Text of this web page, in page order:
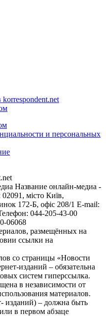
и персональных
Название онлайн-медиа -
місто Київ,
172-Б, офіс 208/1 E-mail:
044-205-43-00
06068
размещённых на
ссылки на
со страницы «Новости
изданий – обязательна
систем гиперссылка.
в независимости от
материалов.
изданий) – должна быть
в первом абзаце